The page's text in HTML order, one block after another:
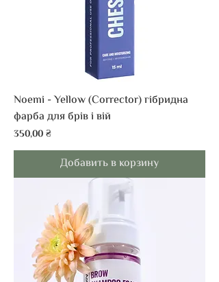
Noemi - Yellow (Corrector) гібридна
фарба для брів і вій
Цена
350,00 ₴
Добавить в корзину